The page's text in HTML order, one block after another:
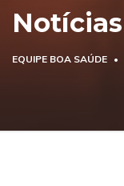
EQUIPE BOA SAÚDE